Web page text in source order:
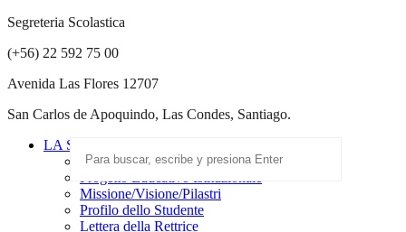
Segreteria Scolastica
(+56) 22 592 75 00
Avenida Las Flores 12707
San Carlos de Apoquindo, Las Condes, Santiago.
LA SCUOLA
Scuola Paritaria
Missione/Visione/Pilastri
Profilo dello Studente
Lettera della Rettrice